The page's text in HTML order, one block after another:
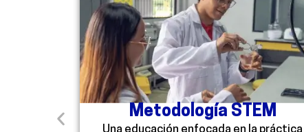
Metodología STEM
Una educación enfocada en la práctica